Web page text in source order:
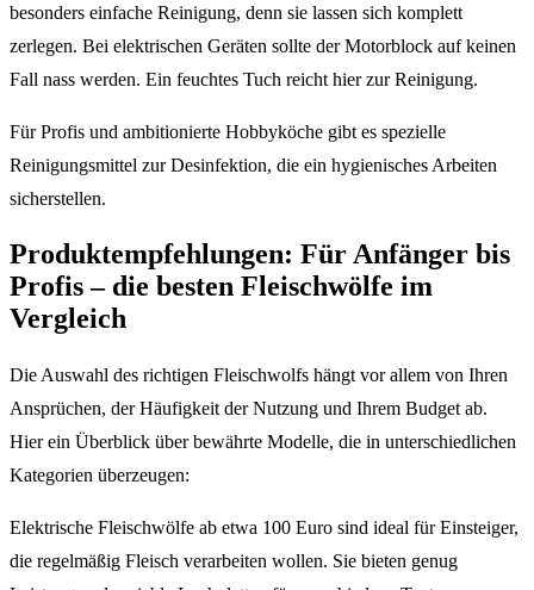
besonders einfache Reinigung, denn sie lassen sich komplett
zerlegen. Bei elektrischen Geräten sollte der Motorblock auf keinen
Fall nass werden. Ein feuchtes Tuch reicht hier zur Reinigung.
Für Profis und ambitionierte Hobbyköche gibt es spezielle
Reinigungsmittel zur Desinfektion, die ein hygienisches Arbeiten
sicherstellen.
Produktempfehlungen: Für Anfänger bis
Profis – die besten Fleischwölfe im
Vergleich
Die Auswahl des richtigen Fleischwolfs hängt vor allem von Ihren
Ansprüchen, der Häufigkeit der Nutzung und Ihrem Budget ab.
Hier ein Überblick über bewährte Modelle, die in unterschiedlichen
Kategorien überzeugen:
Elektrische Fleischwölfe ab etwa 100 Euro sind ideal für Einsteiger,
die regelmäßig Fleisch verarbeiten wollen. Sie bieten genug